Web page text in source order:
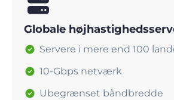
Globale
Servere i mere end 100
10-Gbps netværk
Ubegrænset båndbredde